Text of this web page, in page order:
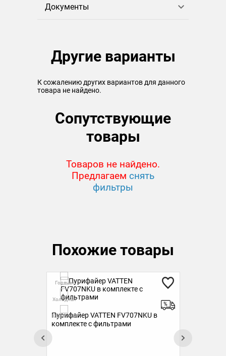
Документы
Другие варианты
К сожалению других вариантов для данного
товара не найдено.
Сопутствующие
товары
Товаров не найдено.
Предлагаем снять
фильтры
Похожие товары
Горячая
Холодная
Комнатная
Пурифайер VATTEN FV707NKU в
комплекте с фильтрами